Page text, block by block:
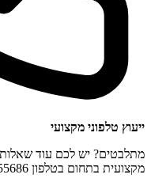
ייעוץ טלפוני מקצועי
מתלבטים? יש לכם עוד
מקצועית בתחום בטלפון 09-9555686